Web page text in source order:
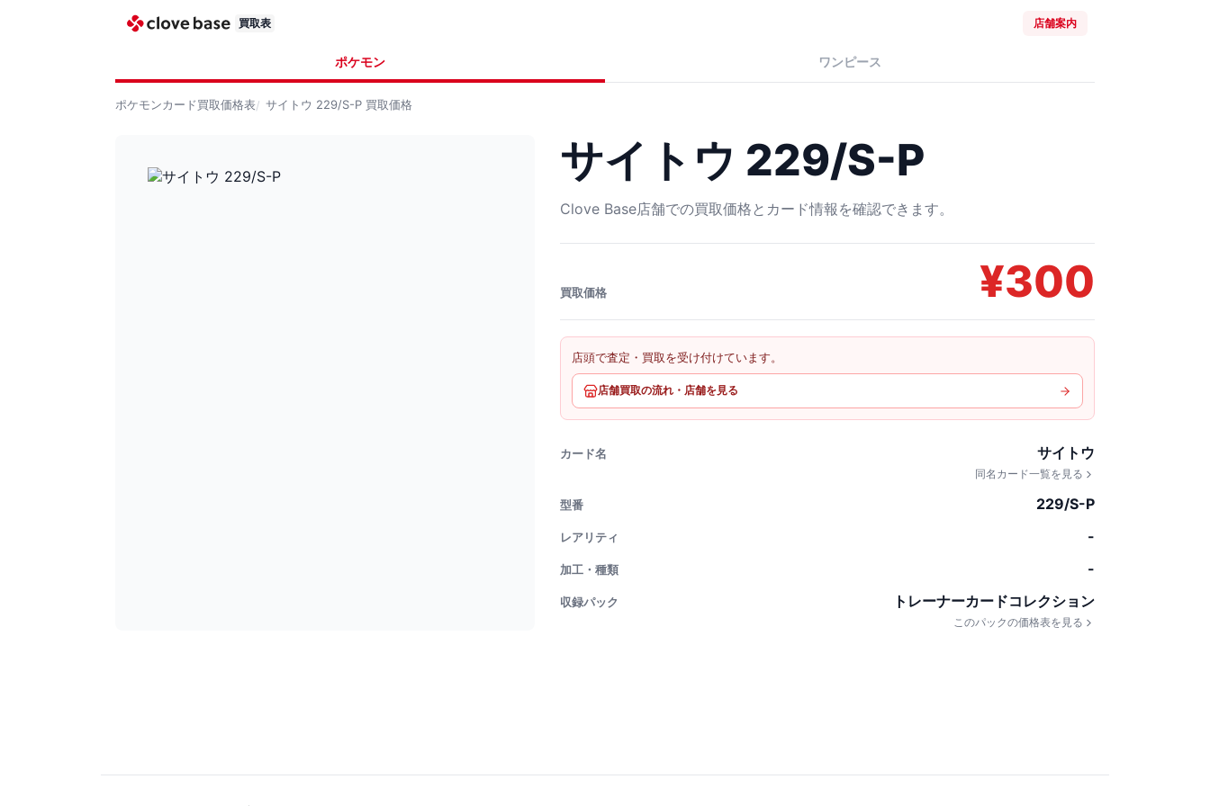
買取表 店舗案内
ポケモン ワンピース
ポケモンカード買取価格表 サイトウ 229/S-P 買取価格
サイトウ 229/S-P
Clove Base店舗での買取価格とカード情報を確認できます。
買取価格 ¥300
店頭で査定・買取を受け付けています。
店舗買取の流れ・店舗を見る
カード名 サイトウ
同名カード一覧を見る
型番 229/S-P
レアリティ -
加工・種類 -
収録パック トレーナーカードコレクション
このパックの価格表を見る